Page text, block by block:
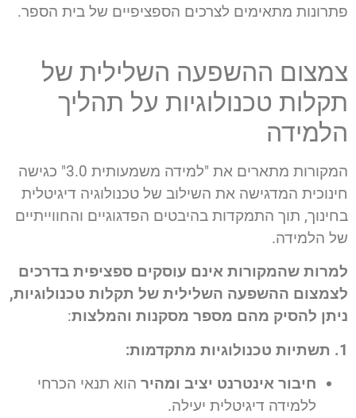
פתרונות מתאימים לצרכים הספציפיים של בית הספר.
צמצום ההשפעה השלילית של
תקלות טכנולוגיות על תהליך
הלמידה
המקורות מתארים את "למידה משמעותית 3.0" כגישה
חינוכית המדגישה את השילוב של טכנולוגיה דיגיטלית
בחינוך, תוך התמקדות בהיבטים הפדגוגיים והחווייתיים
של הלמידה.
למרות שהמקורות אינם עוסקים ספציפית בדרכים
לצמצום ההשפעה השלילית של תקלות טכנולוגיות,
ניתן להסיק מהם מספר מסקנות והמלצות:
1. תשתיות טכנולוגיות מתקדמות:
חיבור אינטרנט יציב ומהיר הוא תנאי הכרחי
ללמידה דיגיטלית יעילה.